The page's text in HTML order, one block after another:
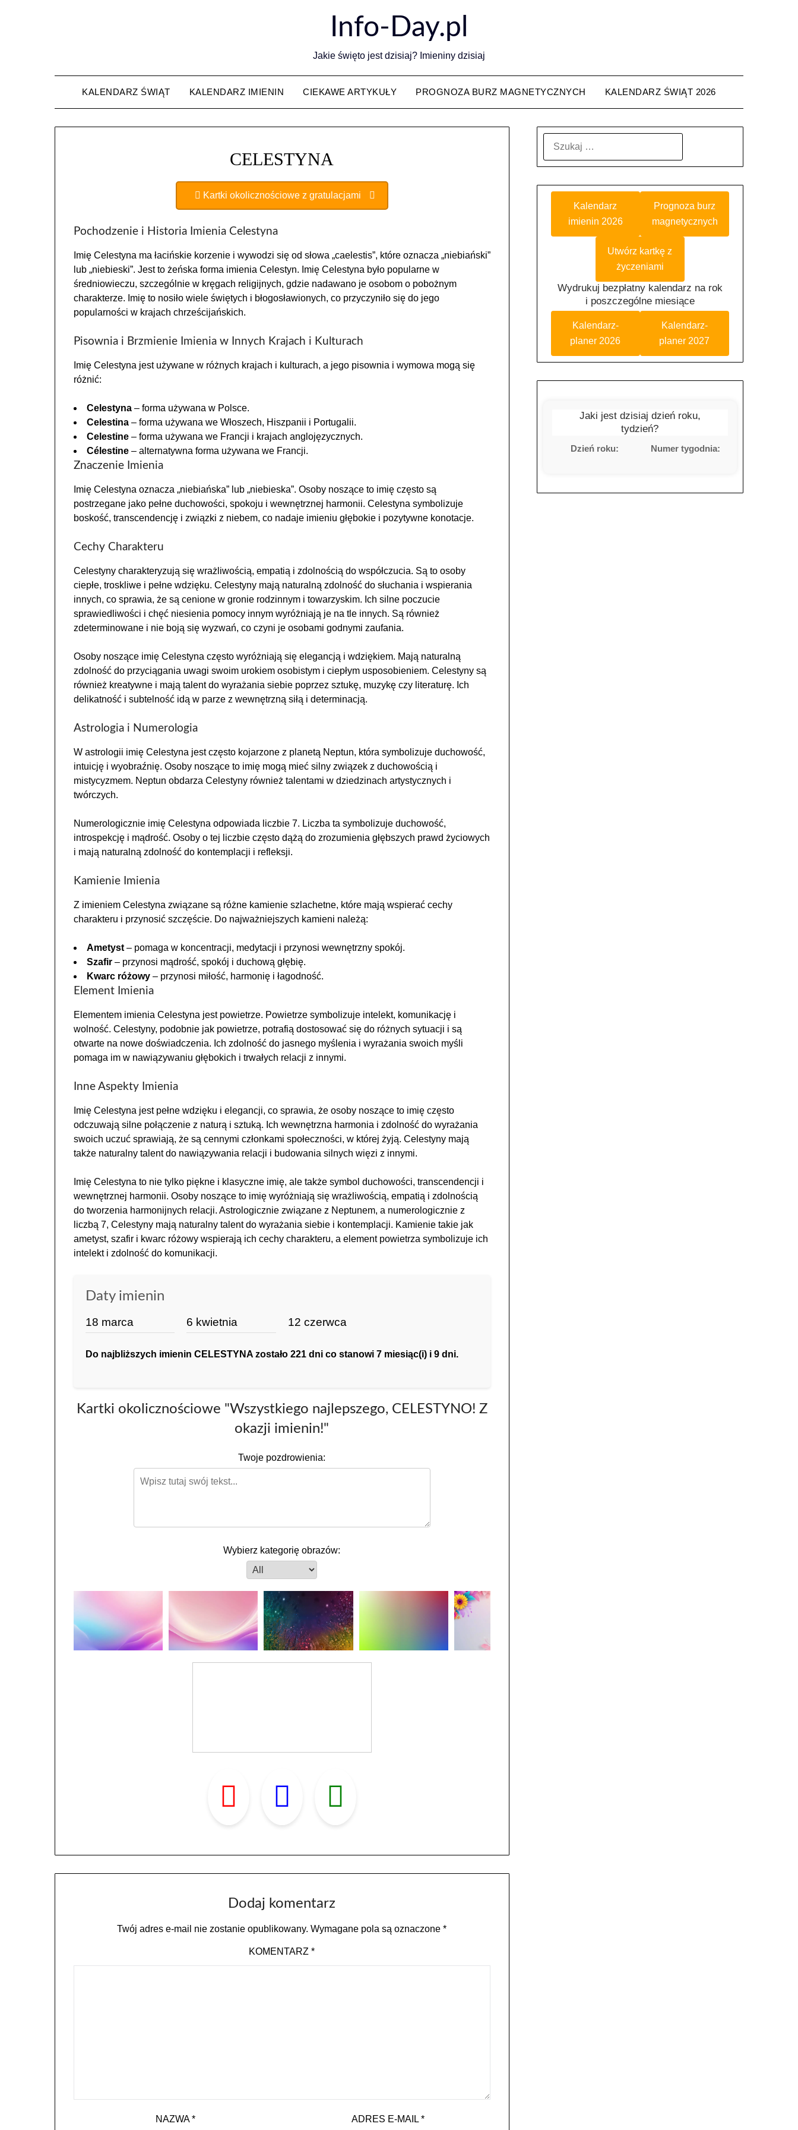
Info-Day.pl
Jakie święto jest dzisiaj? Imieniny dzisiaj
KALENDARZ ŚWIĄT KALENDARZ IMIENIN CIEKAWE ARTYKUŁY PROGNOZA BURZ MAGNETYCZNYCH KALENDARZ ŚWIĄT 2026
CELESTYNA
Kartki okolicznościowe z gratulacjami
Pochodzenie i Historia Imienia Celestyna
Imię Celestyna ma łacińskie korzenie i wywodzi się od słowa „caelestis”, które oznacza „niebiański”
lub „niebieski”. Jest to żeńska forma imienia Celestyn. Imię Celestyna było popularne w
średniowieczu, szczególnie w kręgach religijnych, gdzie nadawano je osobom o pobożnym
charakterze. Imię to nosiło wiele świętych i błogosławionych, co przyczyniło się do jego
popularności w krajach chrześcijańskich.
Pisownia i Brzmienie Imienia w Innych Krajach i Kulturach
Imię Celestyna jest używane w różnych krajach i kulturach, a jego pisownia i wymowa mogą się
różnić:
Celestyna– forma używana w Polsce.
Celestina– forma używana we Włoszech, Hiszpanii i Portugalii.
Celestine– forma używana we Francji i krajach anglojęzycznych.
Célestine– alternatywna forma używana we Francji.
Znaczenie Imienia
Imię Celestyna oznacza „niebiańska” lub „niebieska”. Osoby noszące to imię często są
postrzegane jako pełne duchowości, spokoju i wewnętrznej harmonii. Celestyna symbolizuje
boskość, transcendencję i związki z niebem, co nadaje imieniu głębokie i pozytywne konotacje.
Cechy Charakteru
Celestyny charakteryzują się wrażliwością, empatią i zdolnością do współczucia. Są to osoby
ciepłe, troskliwe i pełne wdzięku. Celestyny mają naturalną zdolność do słuchania i wspierania
innych, co sprawia, że są cenione w gronie rodzinnym i towarzyskim. Ich silne poczucie
sprawiedliwości i chęć niesienia pomocy innym wyróżniają je na tle innych. Są również
zdeterminowane i nie boją się wyzwań, co czyni je osobami godnymi zaufania.
Osoby noszące imię Celestyna często wyróżniają się elegancją i wdziękiem. Mają naturalną
zdolność do przyciągania uwagi swoim urokiem osobistym i ciepłym usposobieniem. Celestyny są
również kreatywne i mają talent do wyrażania siebie poprzez sztukę, muzykę czy literaturę. Ich
delikatność i subtelność idą w parze z wewnętrzną siłą i determinacją.
Astrologia i Numerologia
W astrologii imię Celestyna jest często kojarzone z planetą Neptun, która symbolizuje duchowość,
intuicję i wyobraźnię. Osoby noszące to imię mogą mieć silny związek z duchowością i
mistycyzmem. Neptun obdarza Celestyny również talentami w dziedzinach artystycznych i
twórczych.
Numerologicznie imię Celestyna odpowiada liczbie 7. Liczba ta symbolizuje duchowość,
introspekcję i mądrość. Osoby o tej liczbie często dążą do zrozumienia głębszych prawd życiowych
i mają naturalną zdolność do kontemplacji i refleksji.
Kamienie Imienia
Z imieniem Celestyna związane są różne kamienie szlachetne, które mają wspierać cechy
charakteru i przynosić szczęście. Do najważniejszych kamieni należą:
Ametyst– pomaga w koncentracji, medytacji i przynosi wewnętrzny spokój.
Szafir– przynosi mądrość, spokój i duchową głębię.
Kwarc różowy– przynosi miłość, harmonię i łagodność.
Element Imienia
Elementem imienia Celestyna jest powietrze. Powietrze symbolizuje intelekt, komunikację i
wolność. Celestyny, podobnie jak powietrze, potrafią dostosować się do różnych sytuacji i są
otwarte na nowe doświadczenia. Ich zdolność do jasnego myślenia i wyrażania swoich myśli
pomaga im w nawiązywaniu głębokich i trwałych relacji z innymi.
Inne Aspekty Imienia
Imię Celestyna jest pełne wdzięku i elegancji, co sprawia, że osoby noszące to imię często
odczuwają silne połączenie z naturą i sztuką. Ich wewnętrzna harmonia i zdolność do wyrażania
swoich uczuć sprawiają, że są cennymi członkami społeczności, w której żyją. Celestyny mają
także naturalny talent do nawiązywania relacji i budowania silnych więzi z innymi.
Imię Celestyna to nie tylko piękne i klasyczne imię, ale także symbol duchowości, transcendencji i
wewnętrznej harmonii. Osoby noszące to imię wyróżniają się wrażliwością, empatią i zdolnością
do tworzenia harmonijnych relacji. Astrologicznie związane z Neptunem, a numerologicznie z
liczbą 7, Celestyny mają naturalny talent do wyrażania siebie i kontemplacji. Kamienie takie jak
ametyst, szafir i kwarc różowy wspierają ich cechy charakteru, a element powietrza symbolizuje ich
intelekt i zdolność do komunikacji.
Daty imienin
18 marca 6 kwietnia 12 czerwca
Do najbliższych imienin CELESTYNA zostało 221 dni co stanowi 7 miesiąc(i) i 9 dni.
Kartki okolicznościowe "Wszystkiego najlepszego, CELESTYNO! Z
okazji imienin!"
Twoje pozdrowienia:
Wybierz kategorię obrazów:
Dodaj komentarz
Twój adres e-mail nie zostanie opublikowany. Wymagane pola są oznaczone*
KOMENTARZ*
NAZWA* ADRES E-MAIL*
Kalendarz
imienin 2026
Prognoza burz
magnetycznych
Utwórz kartkę z
życzeniami
Wydrukuj bezpłatny kalendarz na rok
i poszczególne miesiące
Kalendarz-
planer 2026
Kalendarz-
planer 2027
Jaki jest dzisiaj dzień roku,
tydzień?
Dzień roku: Numer tygodnia: